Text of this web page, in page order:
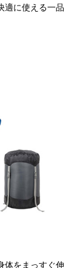
適に使える一品
体をまっすぐ伸